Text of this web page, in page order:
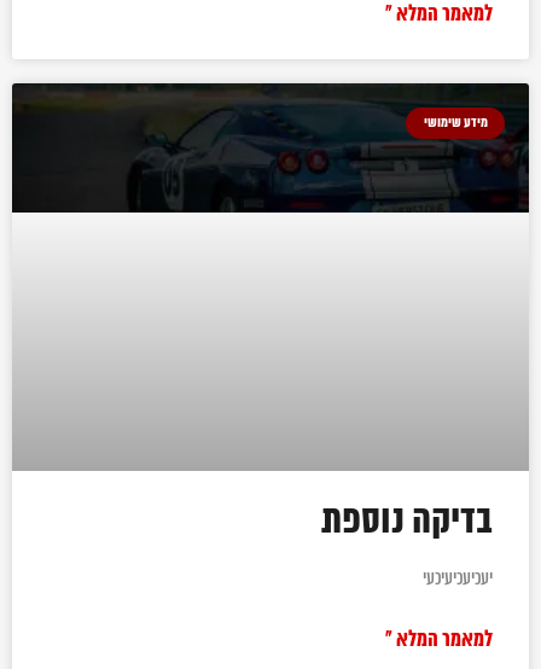
למאמר המלא »
מידע שימושי
בדיקה נוספת
יעכיעכיעיכעי
למאמר המלא »